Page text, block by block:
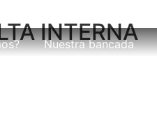
Nuestra bancada
INTERNA